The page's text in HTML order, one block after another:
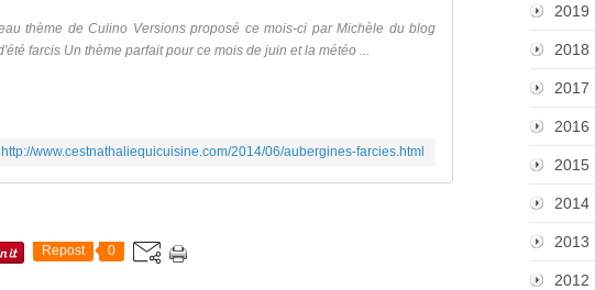
thème de Culino Versions proposé ce mois-ci par Michèle du blog
farcis Un thème parfait pour ce mois de juin et la météo ...
http://www.cestnathaliequicuisine.com/2014/06/aubergines-farcies.html
Repost 0
2019
2018
2017
2016
2015
2014
2013
2012